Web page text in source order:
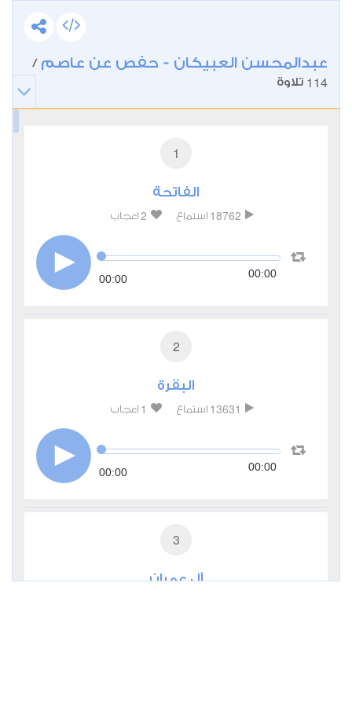
عبدالمحسن العبيكان - حفص عن عاصم /
114 تلاوة
1
الفاتحة
18762 استماع 2 اعجاب
00:00 00:00
2
البقرة
13631 استماع 1 اعجاب
00:00 00:00
3
آل عمران